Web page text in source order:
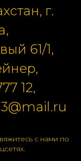
г.
61/1,
12,
с нами по